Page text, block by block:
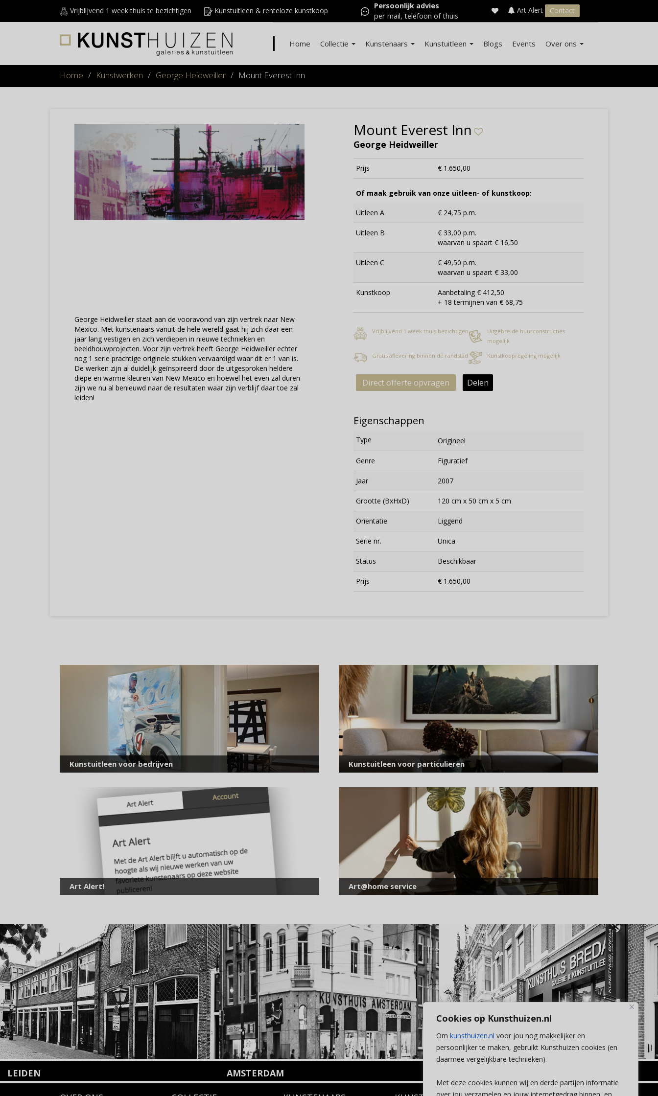
Cookies op Kunsthuizen.nl
Om kunsthuizen.nl voor jou nog makkelijker en
persoonlijker te maken, gebruikt Kunsthuizen cookies (en
daarmee vergelijkbare technieken).
Met deze cookies kunnen wij en derde partijen informatie
Vrijblijvend 1 week thuis te bezichtigen Kunstuitleen & renteloze kunstkoop
Persoonlijk advies
per mail, telefoon of thuis
Art Alert Contact
Home Collectie Kunstenaars Kunstuitleen Blogs Events Over ons
Home / Kunstwerken / George Heidweiller / Mount Everest Inn
George Heidweiller staat aan de vooravond van zijn vertrek naar New
Mexico. Met kunstenaars vanuit de hele wereld gaat hij zich daar een
jaar lang vestigen en zich verdiepen in nieuwe technieken en
beeldhouwprojecten. Voor zijn vertrek heeft George Heidweiller echter
nog 1 serie prachtige originele stukken vervaardigd waar dit er 1 van is.
De werken zijn al duidelijk geïnspireerd door de uitgesproken heldere
diepe en warme kleuren van New Mexico en hoewel het even zal duren
zijn we nu al benieuwd naar de resultaten waar zijn verblijf daar toe zal
leiden!
Mount Everest Inn
George Heidweiller
Prijs € 1.650,00
Of maak gebruik van onze uitleen- of kunstkoop:
Uitleen A € 24,75 p.m.
Uitleen B
€ 33,00 p.m.
waarvan u spaart € 16,50
Uitleen C
€ 49,50 p.m.
waarvan u spaart € 33,00
Kunstkoop
Aanbetaling € 412,50
+ 18 termijnen van € 68,75
Vrijblijvend 1 week thuis bezichtigen
Uitgebreide huurconstructies
mogelijk
Gratis aflevering binnen de randstad
Kunstkoopregeling mogelijk
Direct offerte opvragen Delen
Eigenschappen
Type Origineel
Genre Figuratief
Jaar 2007
Grootte (BxHxD) 120 cm x 50 cm x 5 cm
Oriëntatie Liggend
Serie nr. Unica
Status Beschikbaar
Prijs € 1.650,00
Kunstuitleen voor bedrijven Kunstuitleen voor particulieren
Art Alert! Art@home service
LEIDEN AMSTERDAM
Wilhelminastraat 11
voor onze nieuwsbrief
E-
mailadres
×